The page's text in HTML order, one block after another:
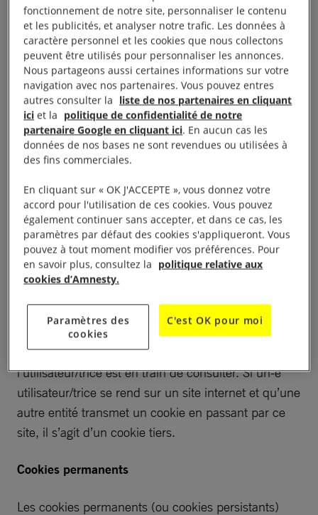
CNIL ).
Si vous souhaitez refuser l’utilisation des cookies sur
le site, cliquez sur le bouton ci-dessous.
Si vous désactivez les cookies, vous ne pourrez plus
utiliser toutes les fonctions interactives du site.
Définitions
Cookies internes et cookies tiers
Cette désignation fait référence au domaine internet
qui envoie le cookie. Les cookies internes (ou
cookies propriétaires) sont créés par le site internet
dont l’adresse apparaît dans la barre d’adresse du
navigateur). Les cookies tiers (ou cookies tierce
partie) sont créés par un site différent de celui que
l’utilisateur/trice est en train de consulter. Si un-e
utilisateur/trice se rend sur un site internet et qu’une
autre entité transmet un cookie en passant par ce
site, il s’agit d’un cookie tiers.
Cookies permanents
Les cookies permanents (ou cookies persistants)
fonctionnement de notre site, personnaliser le contenu
et les publicités, et analyser notre trafic. Les données à
caractère personnel et les cookies que nous collectons
peuvent être utilisés pour personnaliser les annonces.
Nous partageons aussi certaines informations sur votre
navigation avec nos partenaires. Vous pouvez entres
autres consulter la liste de nos partenaires en cliquant
ici et la politique de confidentialité de notre
partenaire Google en cliquant ici. En aucun cas les
données de nos bases ne sont revendues ou utilisées à
des fins commerciales.
En cliquant sur « OK J'ACCEPTE », vous donnez votre
accord pour l'utilisation de ces cookies. Vous pouvez
également continuer sans accepter, et dans ce cas, les
paramètres par défaut des cookies s'appliqueront. Vous
pouvez à tout moment modifier vos préférences. Pour
en savoir plus, consultez la politique relative aux
cookies d’Amnesty.
Paramètres des
cookies
C'est OK pour moi